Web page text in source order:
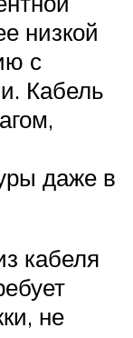
низкой
с
Кабель
даже в
кабеля
не